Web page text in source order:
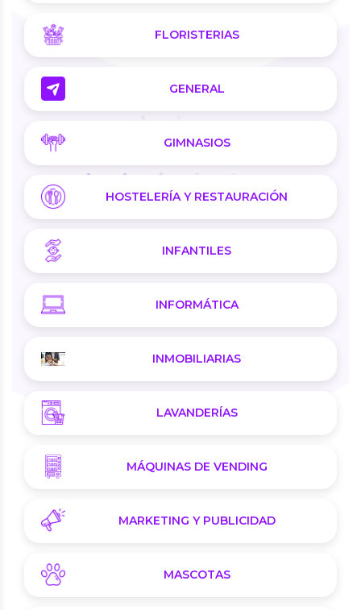
FLORISTERIAS
GENERAL
GIMNASIOS
HOSTELERÍA Y RESTAURACIÓN
INFANTILES
INFORMÁTICA
INMOBILIARIAS
LAVANDERÍAS
MÁQUINAS DE VENDING
MARKETING Y PUBLICIDAD
MASCOTAS